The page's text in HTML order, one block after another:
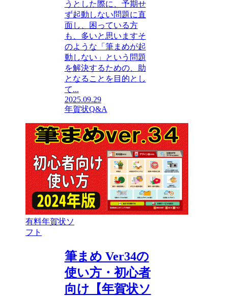
うとした際に、予期せ
ず起動しない問題に直
面し、困っている方
も、多いと思いますそ
のような「筆まめが起
動しない」という問題
を解決するための、助
となることを目的とし
て...
2025.09.29
年賀状Q&A
有料年賀状ソ
フト
筆まめ Ver34の
使い方・初心者
向け【年賀状ソ